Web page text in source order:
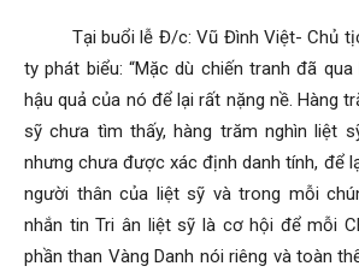
Vinacomin
Tại buổi lễ Đ/c: Vũ Đình Việt- Chủ
ty phát biểu: “Mặc dù chiến tranh đã
hậu quả của nó để lại rất nặng nề. Hàng
sỹ chưa tìm thấy, hàng trăm nghìn liệt
nhưng chưa được xác định danh tính, để
người thân của liệt sỹ và trong mỗi
nhắn tin Tri ân liệt sỹ là cơ hội để mỗi
phần than Vàng Danh nói riêng và toàn